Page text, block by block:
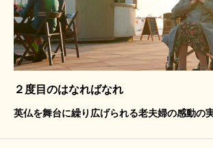
２度目のはなればなれ
英仏を舞台に繰り広げられる老夫婦の感動の